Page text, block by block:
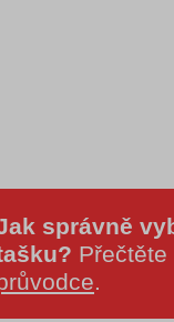
správně
.